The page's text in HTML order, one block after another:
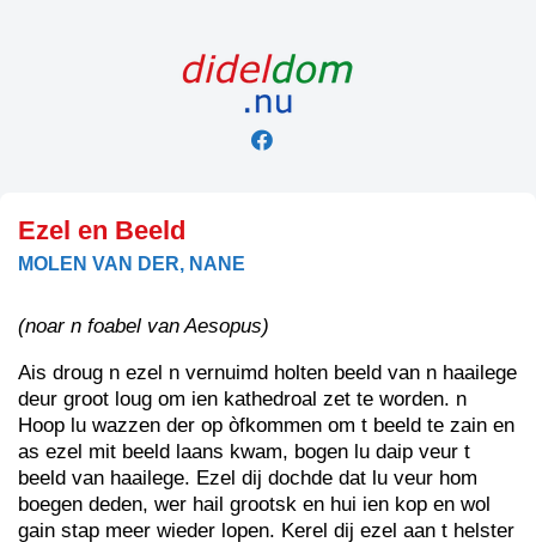
Ezel en Beeld
MOLEN VAN DER, NANE
(noar n foabel van Aesopus)
Ais droug n ezel n vernuimd holten beeld van n haailege
deur groot loug om ien kathedroal zet te worden. n
Hoop lu wazzen der op òfkommen om t beeld te zain en
as ezel mit beeld laans kwam, bogen lu daip veur t
beeld van haailege. Ezel dij dochde dat lu veur hom
boegen deden, wer hail grootsk en hui ien kop en wol
gain stap meer wieder lopen. Kerel dij ezel aan t helster